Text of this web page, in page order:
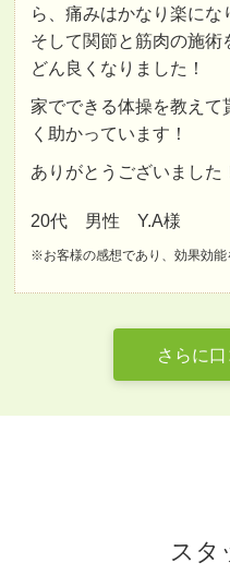
ら、痛みはかなり楽にな
そして関節と筋肉の施術
どん良くなりました！
家でできる体操を教えて
く助かっています！
ありがとうございました
20代 男性 Y.A様
※お客様の感想であり、効果効能
さらに
スタ